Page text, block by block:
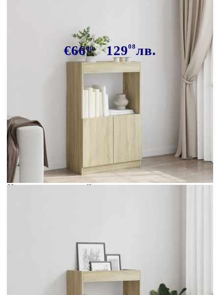
63x33x100 см, инженерно дърво
€6600 12908лв.
Време за доставка: 5 до 9 дни
Безплатна доставка до адрес при плащане по банков път
Цвят:
Дъб сонома
Материал:
Инженерно дърво
Купи на изплащане
Висок шкаф, дъб сонома, 63x33x100 см, инженерно